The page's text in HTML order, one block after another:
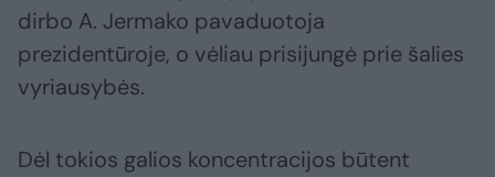
dirbo A. Jermako pavaduotoja
prezidentūroje, o vėliau prisijungė prie šalies
vyriausybės.
Dėl tokios galios koncentracijos būtent